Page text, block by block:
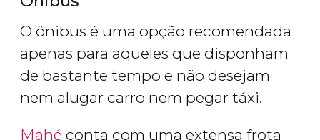
O ônibus é uma opção recomendada
apenas para aqueles que disponham
de bastante tempo e não desejam
nem alugar carro nem pegar táxi.
Mahé conta com uma extensa frota